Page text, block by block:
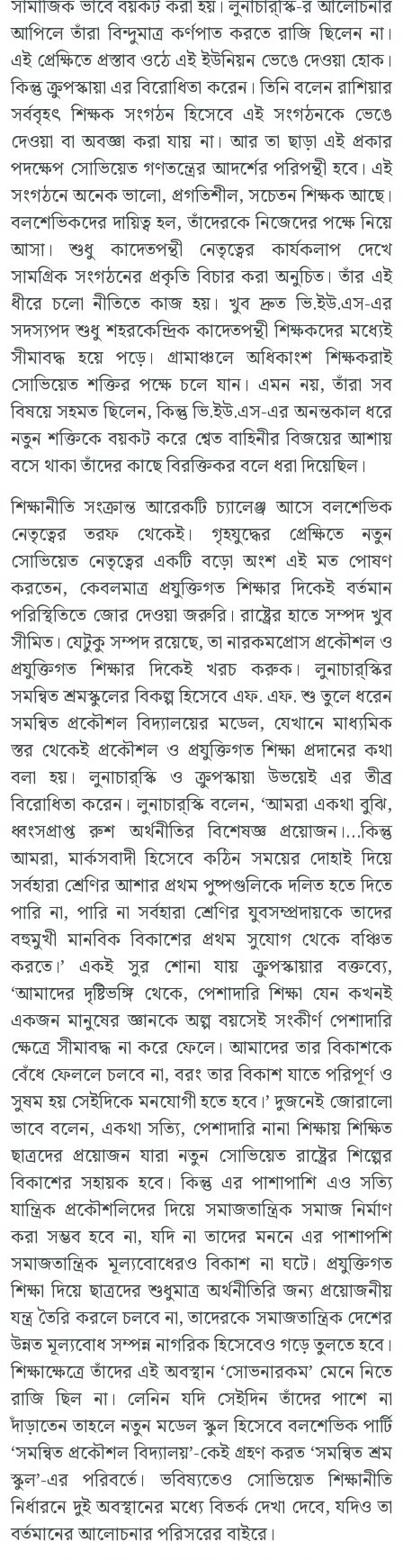
সামাজিক ভাবে বয়কট করা হয়। লুনাচার্‌স্কি-র আলোচনার
আপিলে তাঁরা বিন্দুমাত্র কর্ণপাত করতে রাজি ছিলেন না।
এই প্রেক্ষিতে প্রস্তাব ওঠে এই ইউনিয়ন ভেঙে দেওয়া হোক।
কিন্তু ক্রুপস্কায়া এর বিরোধিতা করেন। তিনি বলেন রাশিয়ার
সর্ববৃহৎ শিক্ষক সংগঠন হিসেবে এই সংগঠনকে ভেঙে
দেওয়া বা অবজ্ঞা করা যায় না। আর তা ছাড়া এই প্রকার
পদক্ষেপ সোভিয়েত গণতন্ত্রের আদর্শের পরিপন্থী হবে। এই
সংগঠনে অনেক ভালো, প্রগতিশীল, সচেতন শিক্ষক আছে।
বলশেভিকদের দায়িত্ব হল, তাঁদেরকে নিজেদের পক্ষে নিয়ে
আসা। শুধু কাদেতপন্থী নেতৃত্বের কার্যকলাপ দেখে
সামগ্রিক সংগঠনের প্রকৃতি বিচার করা অনুচিত। তাঁর এই
ধীরে চলো নীতিতে কাজ হয়। খুব দ্রুত ভি.ইউ.এস-এর
সদস্যপদ শুধু শহরকেন্দ্রিক কাদেতপন্থী শিক্ষকদের মধ্যেই
সীমাবদ্ধ হয়ে পড়ে। গ্রামাঞ্চলে অধিকাংশ শিক্ষকরাই
সোভিয়েত শক্তির পক্ষে চলে যান। এমন নয়, তাঁরা সব
বিষয়ে সহমত ছিলেন, কিন্তু ভি.ইউ.এস-এর অনন্তকাল ধরে
নতুন শক্তিকে বয়কট করে শ্বেত বাহিনীর বিজয়ের আশায়
বসে থাকা তাঁদের কাছে বিরক্তিকর বলে ধরা দিয়েছিল।
শিক্ষানীতি সংক্রান্ত আরেকটি চ্যালেঞ্জ আসে বলশেভিক
নেতৃত্বের তরফ থেকেই। গৃহযুদ্ধের প্রেক্ষিতে নতুন
সোভিয়েত নেতৃত্বের একটি বড়ো অংশ এই মত পোষণ
করতেন, কেবলমাত্র প্রযুক্তিগত শিক্ষার দিকেই বর্তমান
পরিস্থিতিতে জোর দেওয়া জরুরি। রাষ্ট্রের হাতে সম্পদ খুব
সীমিত। যেটুকু সম্পদ রয়েছে, তা নারকমপ্রোস প্রকৌশল ও
প্রযুক্তিগত শিক্ষার দিকেই খরচ করুক। লুনাচার্‌স্কির
সমন্বিত শ্রমস্কুলের বিকল্প হিসেবে এফ. এফ. শু তুলে ধরেন
সমন্বিত প্রকৌশল বিদ্যালয়ের মডেল, যেখানে মাধ্যমিক
স্তর থেকেই প্রকৌশল ও প্রযুক্তিগত শিক্ষা প্রদানের কথা
বলা হয়। লুনাচার্‌স্কি ও ক্রুপস্কায়া উভয়েই এর তীব্র
বিরোধিতা করেন। লুনাচার্‌স্কি বলেন, ‘আমরা একথা বুঝি,
ধ্বংসপ্রাপ্ত রুশ অর্থনীতির বিশেষজ্ঞ প্রয়োজন।…কিন্তু
আমরা, মার্কসবাদী হিসেবে কঠিন সময়ের দোহাই দিয়ে
সর্বহারা শ্রেণির আশার প্রথম পুষ্পগুলিকে দলিত হতে দিতে
পারি না, পারি না সর্বহারা শ্রেণির যুবসম্প্রদায়কে তাদের
বহুমুখী মানবিক বিকাশের প্রথম সুযোগ থেকে বঞ্চিত
করতে।’ একই সুর শোনা যায় ক্রুপস্কায়ার বক্তব্যে,
‘আমাদের দৃষ্টিভঙ্গি থেকে, পেশাদারি শিক্ষা যেন কখনই
একজন মানুষের জ্ঞানকে অল্প বয়সেই সংকীর্ণ পেশাদারি
ক্ষেত্রে সীমাবদ্ধ না করে ফেলে। আমাদের তার বিকাশকে
বেঁধে ফেললে চলবে না, বরং তার বিকাশ যাতে পরিপূর্ণ ও
সুষম হয় সেইদিকে মনযোগী হতে হবে।’ দুজনেই জোরালো
ভাবে বলেন, একথা সত্যি, পেশাদারি নানা শিক্ষায় শিক্ষিত
ছাত্রদের প্রয়োজন যারা নতুন সোভিয়েত রাষ্ট্রের শিল্পের
বিকাশের সহায়ক হবে। কিন্তু এর পাশাপাশি এও সত্যি
যান্ত্রিক প্রকৌশলিদের দিয়ে সমাজতান্ত্রিক সমাজ নির্মাণ
করা সম্ভব হবে না, যদি না তাদের মননে এর পাশাপশি
সমাজতান্ত্রিক মূল্যবোধেরও বিকাশ না ঘটে। প্রযুক্তিগত
শিক্ষা দিয়ে ছাত্রদের শুধুমাত্র অর্থনীতিরি জন্য প্রয়োজনীয়
যন্ত্র তৈরি করলে চলবে না, তাদেরকে সমাজতান্ত্রিক দেশের
উন্নত মূল্যবোধ সম্পন্ন নাগরিক হিসেবেও গড়ে তুলতে হবে।
শিক্ষাক্ষেত্রে তাঁদের এই অবস্থান ‘সোভনারকম’ মেনে নিতে
রাজি ছিল না। লেনিন যদি সেইদিন তাঁদের পাশে না
দাঁড়াতেন তাহলে নতুন মডেল স্কুল হিসেবে বলশেভিক পার্টি
‘সমন্বিত প্রকৌশল বিদ্যালয়’-কেই গ্রহণ করত ‘সমন্বিত শ্রম
স্কুল’-এর পরিবর্তে। ভবিষ্যতেও সোভিয়েত শিক্ষানীতি
নির্ধারনে দুই অবস্থানের মধ্যে বিতর্ক দেখা দেবে, যদিও তা
বর্তমানের আলোচনার পরিসরের বাইরে।